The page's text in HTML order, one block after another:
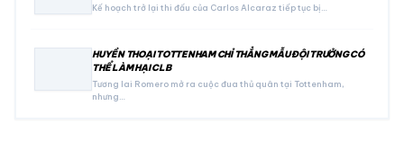
Kế hoạch trở lại thi đấu của Carlos Alcaraz tiếp tục bị…
HUYỀN THOẠI TOTTENHAM CHỈ THẲNG MẪU ĐỘI TRƯỞNG CÓ
THỂ LÀM HẠI CLB
Tương lai Romero mở ra cuộc đua thủ quân tại Tottenham,
nhưng…